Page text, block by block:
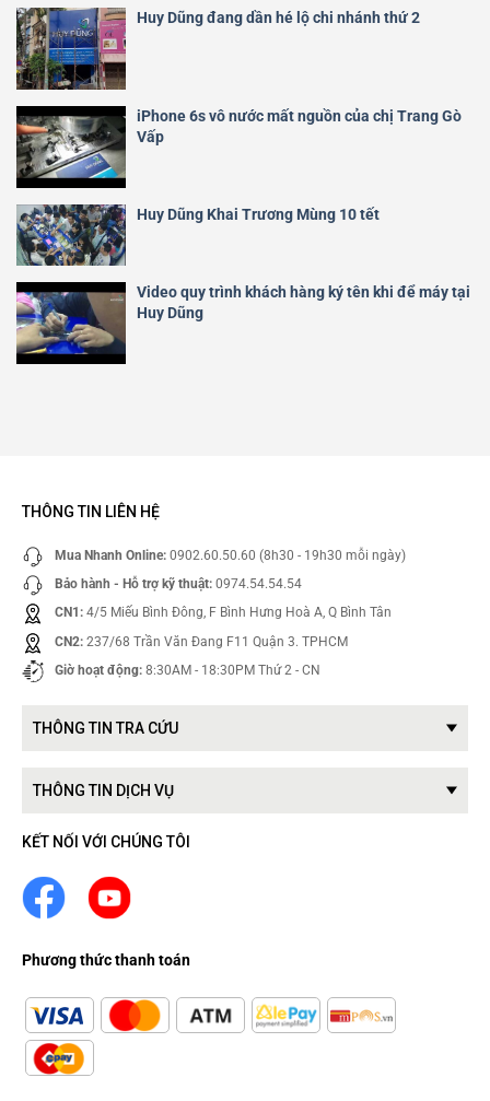
Huy Dũng đang dần hé lộ chi nhánh thứ 2
iPhone 6s vô nước mất nguồn của chị Trang Gò
Vấp
Huy Dũng Khai Trương Mùng 10 tết
Video quy trình khách hàng ký tên khi để máy tại
Huy Dũng
THÔNG TIN LIÊN HỆ
Mua Nhanh Online: 0902.60.50.60 (8h30 - 19h30 mỗi ngày)
Bảo hành - Hỗ trợ kỹ thuật: 0974.54.54.54
CN1: 4/5 Miếu Bình Đông, F Bình Hưng Hoà A, Q Bình Tân
CN2: 237/68 Trần Văn Đang F11 Quận 3. TPHCM
Giờ hoạt động: 8:30AM - 18:30PM Thứ 2 - CN
THÔNG TIN TRA CỨU
THÔNG TIN DỊCH VỤ
KẾT NỐI VỚI CHÚNG TÔI
Phương thức thanh toán